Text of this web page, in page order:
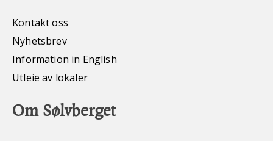
Kontakt oss
Nyhetsbrev
Information in English
Utleie av lokaler
Om Sølvberget